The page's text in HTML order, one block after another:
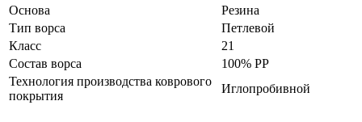
Основа
Резина
Тип ворса
Петлевой
Класс
21
Состав ворса
100% PP
Технология производства коврового
покрытия
Иглопробивной